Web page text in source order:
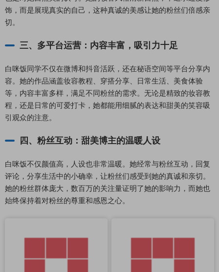
饰，而是展现真实的自己，这种真诚的美感让她的粉丝们倍感亲
切。
三、多平台运营：内容丰富，吸引力十足
白咪饭同学不仅在微博和抖音活跃，还在秘语空间等平台分享内
容。她的作品涵盖妆容教程、穿搭分享、日常生活、美食体验
等，内容丰富多样，满足不同粉丝的需求。无论是精致的妆容教
程，还是日常的可爱打卡，她都能用细腻的表达和甜美的笑容吸
引观众的注意。
四、粉丝互动：甜美博主的温暖人设
白咪饭不仅颜值高，人设也非常温暖。她经常与粉丝互动，回复
评论，分享生活中的小确幸，让粉丝们感受到她的真诚和亲切。
她的粉丝群体庞大，数百万的关注量证明了她的影响力，而她也
始终保持着对粉丝的尊重和感恩之心。